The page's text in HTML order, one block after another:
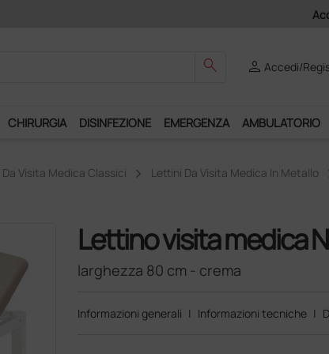
anno di spedizioni a 39,90 euro + IVA!
search personAccedi/
CHIRURGIA DISINFEZIONE EMERGENZA AMBULATORIO
Visita Medica Classici
Lettini Da Visita Medica In Metallo
Lettino visita medica
larghezza 80 cm - crema
Informazioni generali | Informazioni tecniche |